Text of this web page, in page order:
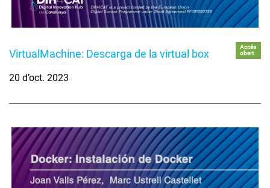
VirtualMachine: Descarga de la virtual box
Accés
obert
20 d’oct. 2023